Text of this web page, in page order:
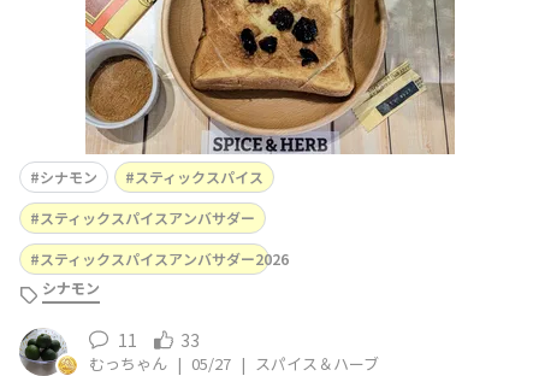
シナモン
スティックスパイス
スティックスパイスアンバサダー
スティックスパイスアンバサダー2026
シナモン
11 33
むっちゃん | 05/27 | スパイス＆ハーブ